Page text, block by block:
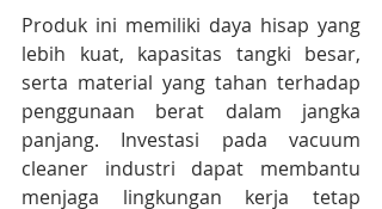
Produk ini memiliki daya hisap yang
lebih kuat, kapasitas tangki besar,
serta material yang tahan terhadap
penggunaan berat dalam jangka
panjang. Investasi pada vacuum
cleaner industri dapat membantu
menjaga lingkungan kerja tetap